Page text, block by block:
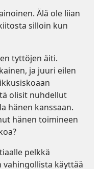
Älä ole liian
silloin kun
tyttöjen äiti.
ja juuri eilen
olisit nuhdellut
hänen kanssaan.
hänen toimineen
pelkkä
vahingollista käyttää